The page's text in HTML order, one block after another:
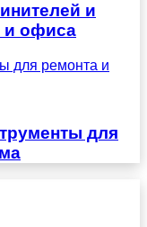
и
и офиса
для ремонта и
для